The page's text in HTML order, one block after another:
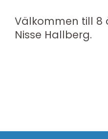
Välkommen till 8
Nisse Hallberg.